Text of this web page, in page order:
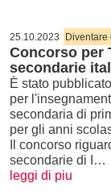
25.10.2023 Diventare
Concorso per
secondarie
È stato
per
secondaria di
per gli anni
Il concorso
secondarie di I…
leggi di piu